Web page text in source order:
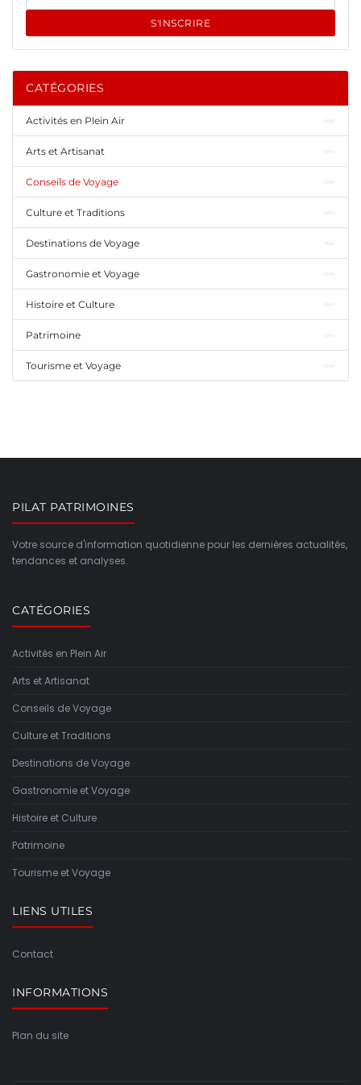
S'INSCRIRE
CATÉGORIES
Activités en Plein Air
Arts et Artisanat
Conseils de Voyage
Culture et Traditions
Destinations de Voyage
Gastronomie et Voyage
Histoire et Culture
Patrimoine
Tourisme et Voyage
PILAT PATRIMOINES
Votre source d'information quotidienne pour les dernières actualités,
tendances et analyses.
CATÉGORIES
Activités en Plein Air
Arts et Artisanat
Conseils de Voyage
Culture et Traditions
Destinations de Voyage
Gastronomie et Voyage
Histoire et Culture
Patrimoine
Tourisme et Voyage
LIENS UTILES
Contact
INFORMATIONS
Plan du site